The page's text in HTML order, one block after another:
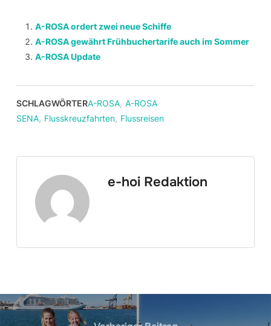
A-ROSA ordert zwei neue Schiffe
A-ROSA gewährt Frühbuchertarife auch im Sommer
A-ROSA Update
SCHLAGWÖRTERA-ROSA, A-ROSA
SENA, Flusskreuzfahrten, Flussreisen
e-hoi Redaktion